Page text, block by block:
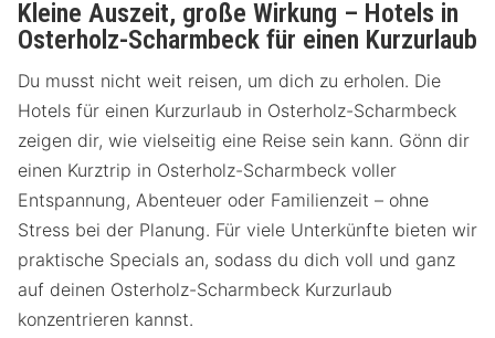
Kleine Auszeit, große Wirkung – Hotels in
Osterholz-Scharmbeck für einen Kurzurlaub
Du musst nicht weit reisen, um dich zu erholen. Die
Hotels für einen Kurzurlaub in Osterholz-Scharmbeck
zeigen dir, wie vielseitig eine Reise sein kann. Gönn dir
einen Kurztrip in Osterholz-Scharmbeck voller
Entspannung, Abenteuer oder Familienzeit – ohne
Stress bei der Planung. Für viele Unterkünfte bieten wir
praktische Specials an, sodass du dich voll und ganz
auf deinen Osterholz-Scharmbeck Kurzurlaub
konzentrieren kannst.